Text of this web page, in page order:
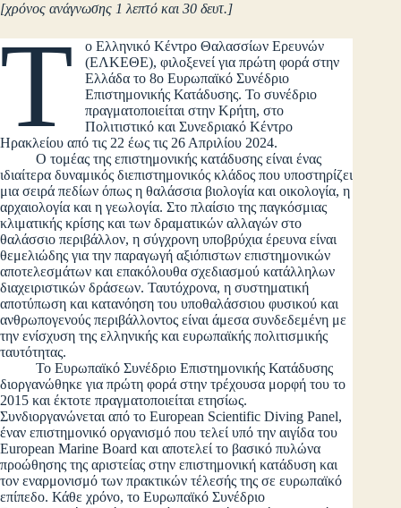
[χρόνος ανάγνωσης 1 λεπτό και 30 δευτ.]
Τ
ο Ελληνικό Κέντρο Θαλασσίων Ερευνών
(ΕΛΚΕΘΕ), φιλοξενεί για πρώτη φορά στην
Ελλάδα το 8ο Ευρωπαϊκό Συνέδριο
Επιστημονικής Κατάδυσης. Το συνέδριο
πραγματοποιείται στην Κρήτη, στο
Πολιτιστικό και Συνεδριακό Κέντρο
Ηρακλείου από τις 22 έως τις 26 Απριλίου 2024.
Ο τομέας της επιστημονικής κατάδυσης είναι ένας
ιδιαίτερα δυναμικός διεπιστημονικός κλάδος που υποστηρίζει
μια σειρά πεδίων όπως η θαλάσσια βιολογία και οικολογία, η
αρχαιολογία και η γεωλογία. Στο πλαίσιο της παγκόσμιας
κλιματικής κρίσης και των δραματικών αλλαγών στο
θαλάσσιο περιβάλλον, η σύγχρονη υποβρύχια έρευνα είναι
θεμελιώδης για την παραγωγή αξιόπιστων επιστημονικών
αποτελεσμάτων και επακόλουθα σχεδιασμού κατάλληλων
διαχειριστικών δράσεων. Ταυτόχρονα, η συστηματική
αποτύπωση και κατανόηση του υποθαλάσσιου φυσικού και
ανθρωπογενούς περιβάλλοντος είναι άμεσα συνδεδεμένη με
την ενίσχυση της ελληνικής και ευρωπαϊκής πολιτισμικής
ταυτότητας.
Το Ευρωπαϊκό Συνέδριο Επιστημονικής Κατάδυσης
διοργανώθηκε για πρώτη φορά στην τρέχουσα μορφή του το
2015 και έκτοτε πραγματοποιείται ετησίως.
Συνδιοργανώνεται από το European Scientific Diving Panel,
έναν επιστημονικό οργανισμό που τελεί υπό την αιγίδα του
European Marine Board και αποτελεί το βασικό πυλώνα
προώθησης της αριστείας στην επιστημονική κατάδυση και
τον εναρμονισμό των πρακτικών τέλεσής της σε ευρωπαϊκό
επίπεδο. Κάθε χρόνο, το Ευρωπαϊκό Συνέδριο